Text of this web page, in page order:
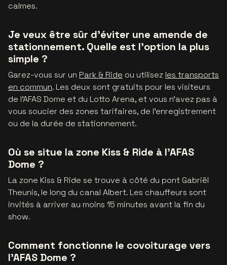
calmes.
Je veux être sûr d'éviter une amende de
stationnement. Quelle est l'option la plus
simple ?
Garez-vous sur un Park & Ride ou utilisez les transports
en commun. Les deux sont gratuits pour les visiteurs
de l'AFAS Dome et du Lotto Arena, et vous n'avez pas à
vous soucier des zones tarifaires, de l'enregistrement
ou de la durée de stationnement.
Où se situe la zone Kiss & Ride à l’AFAS
Dome ?
La zone Kiss & Ride se trouve à côté du pont Gabriël
Theunis, le long du canal Albert. Les chauffeurs sont
invités à arriver au moins 15 minutes avant la fin du
show.
Comment fonctionne le covoiturage vers
l’AFAS Dome ?